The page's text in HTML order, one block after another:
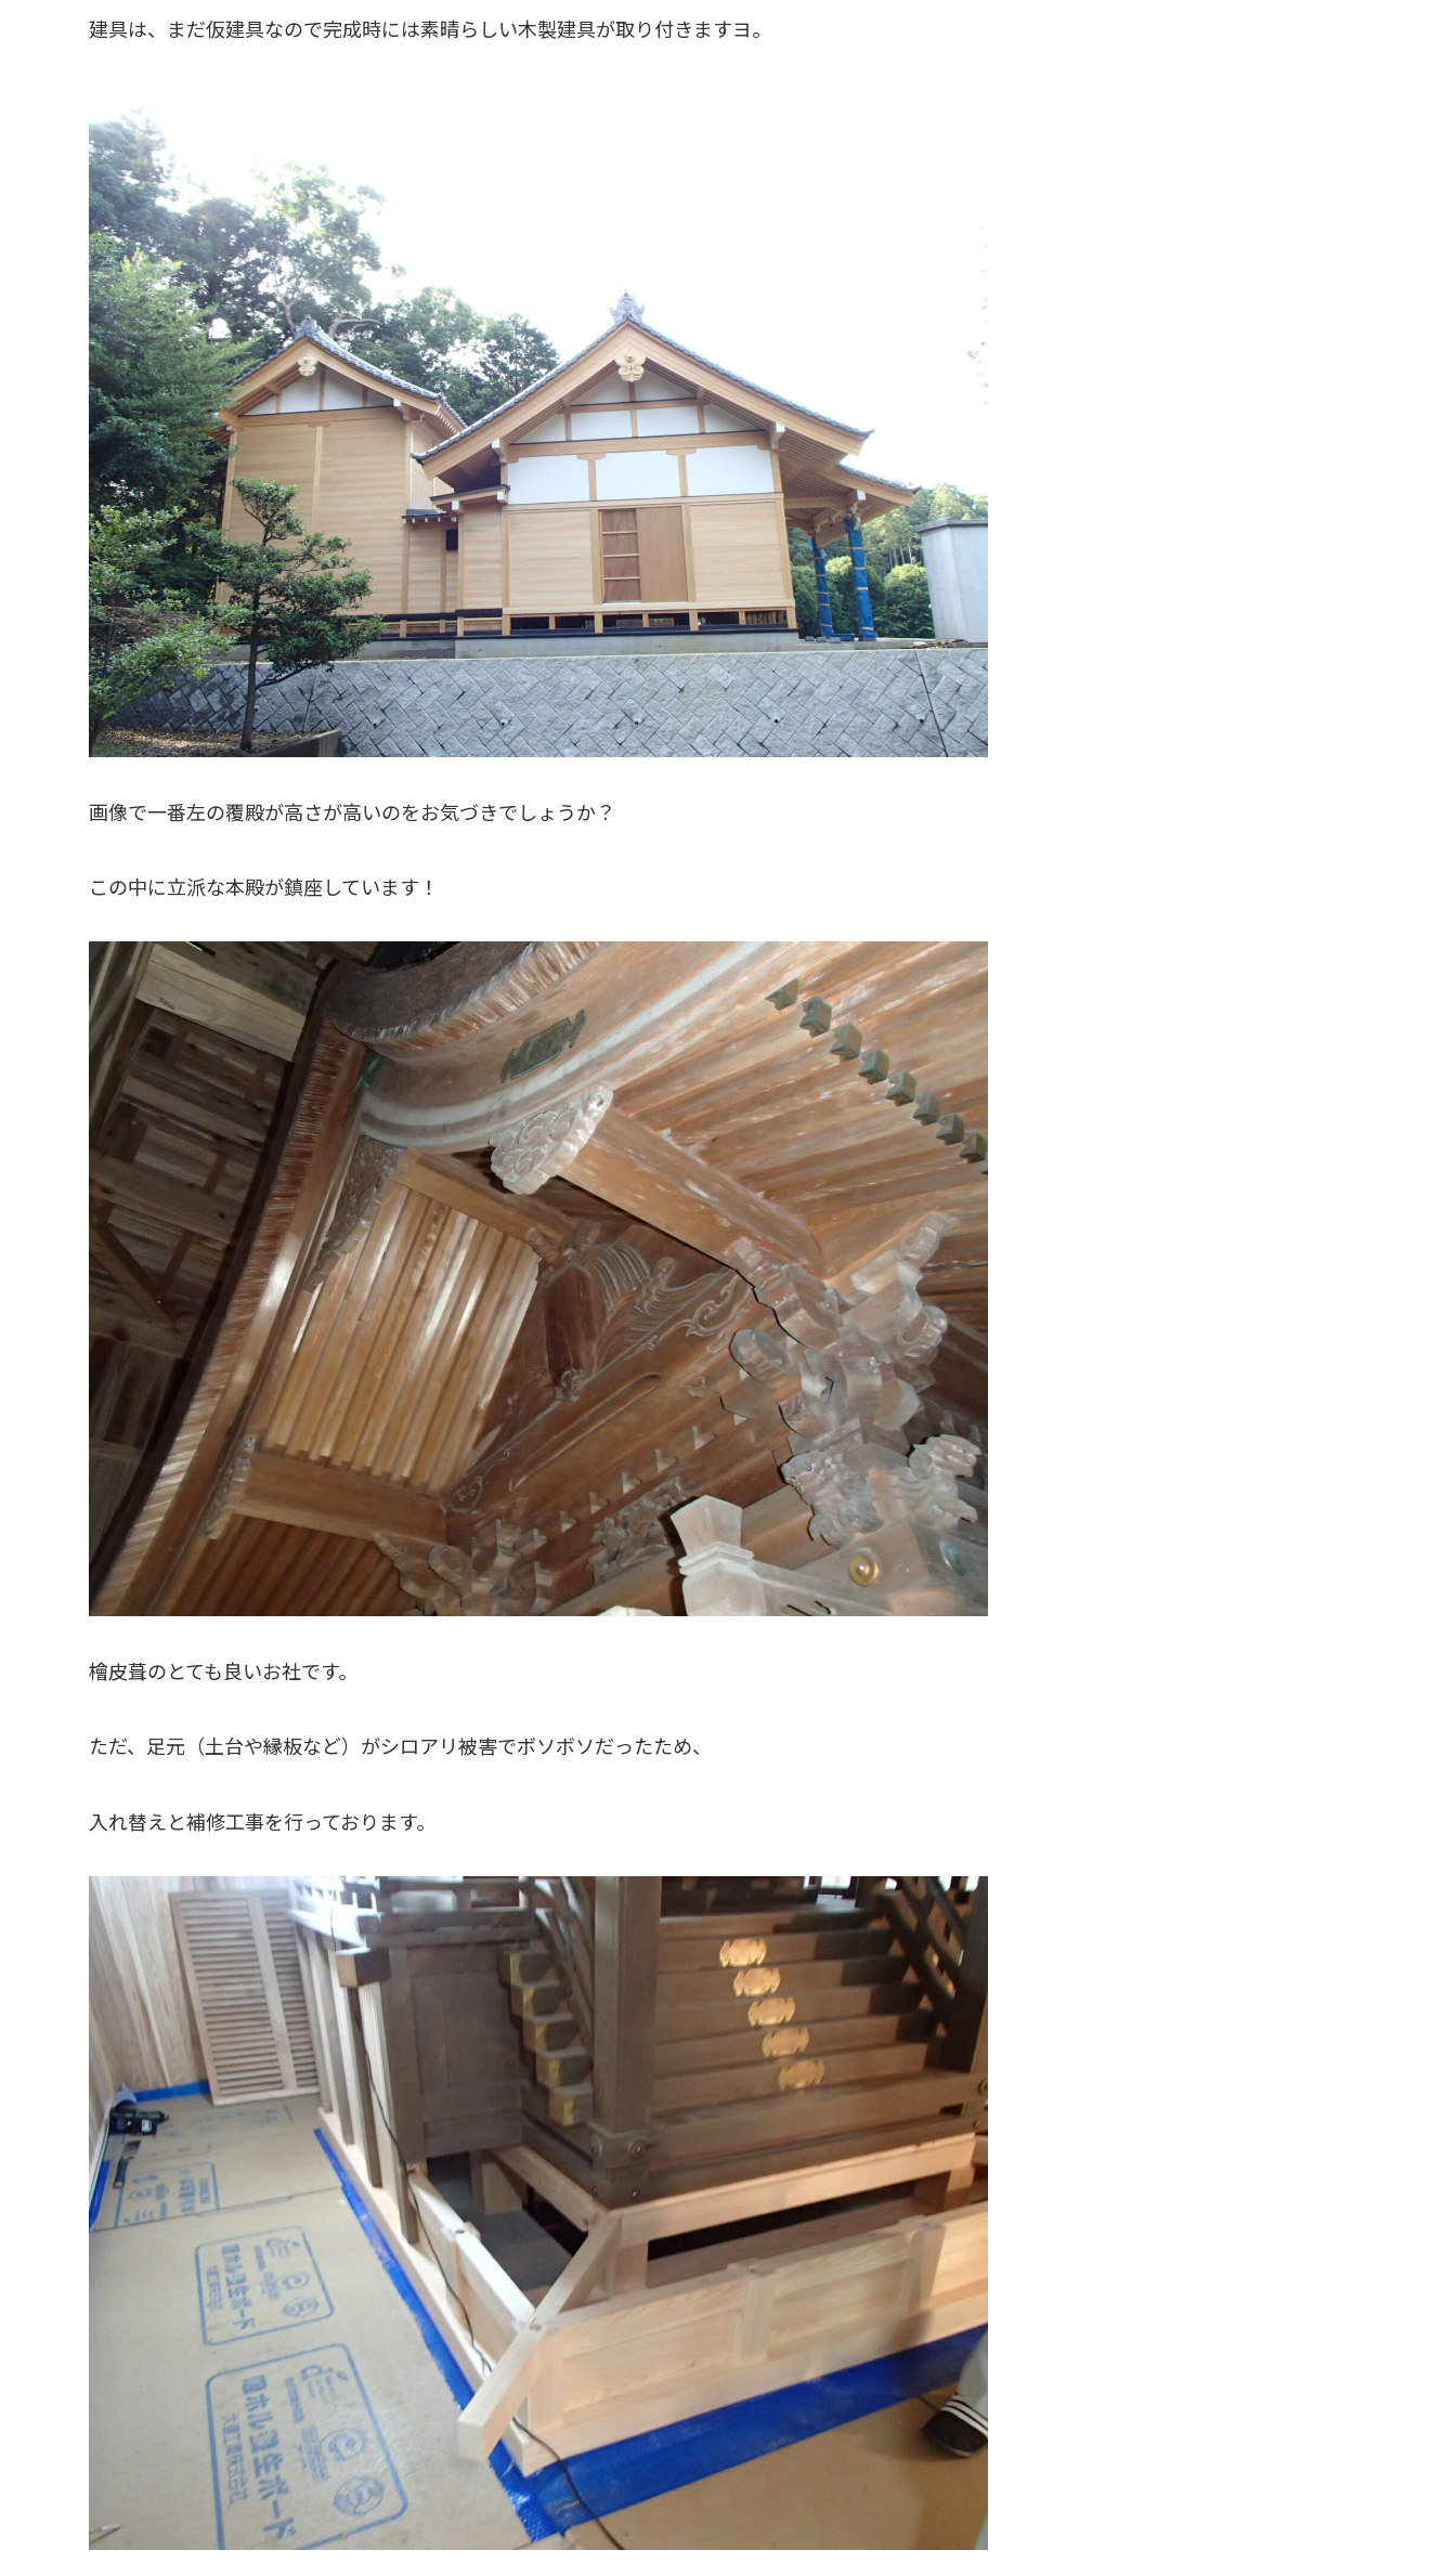
建具は、まだ仮建具なので完成時には素晴らしい木製建具が取り付きますヨ。
画像で一番左の覆殿が高さが高いのをお気づきでしょうか？
この中に立派な本殿が鎮座しています！
檜皮葺のとても良いお社です。
ただ、足元（土台や縁板など）がシロアリ被害でボソボソだったため、
入れ替えと補修工事を行っております。